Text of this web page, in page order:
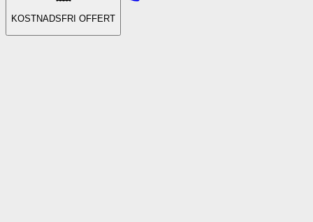
KOSTNADSFRI OFFERT